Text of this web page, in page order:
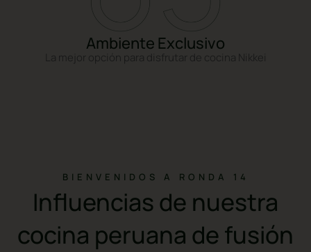
Ambiente Exclusivo
La mejor opción para disfrutar de cocina Nikkei
BIENVENIDOS A RONDA 14
Influencias de nuestra
cocina peruana de fusión